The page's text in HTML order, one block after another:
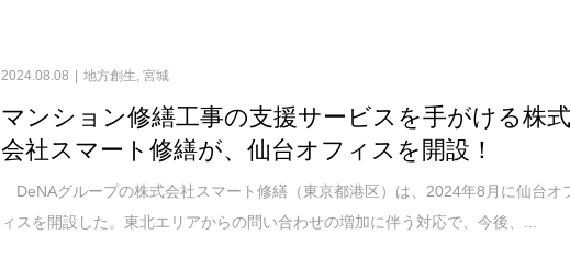
2024.08.08 地方創生,宮城
マンション修繕工事の支援サービスを手がける株
会社スマート修繕が、仙台オフィスを開設！
DeNAグループの株式会社スマート修繕（東京都港区）は、2024年8月に仙台オ
ィスを開設した。東北エリアからの問い合わせの増加に伴う対応で、今後、...